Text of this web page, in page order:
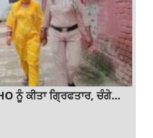
ਨੂੰ ਕੀਤਾ ਗ੍ਰਿਫਤਾਰ, ਚੰਗੇ...